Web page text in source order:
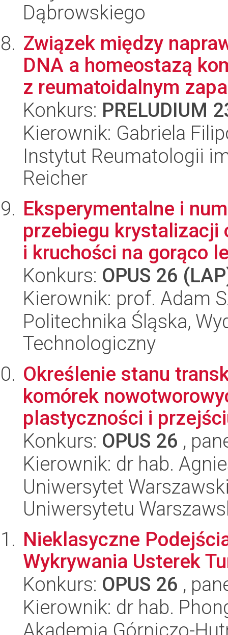
Dąbrowskiego
Związek między
DNA a homeostazą
z reumatoidalnym
Konkurs: PRELUDIUM
Kierownik: Gabriela
Instytut Reumatologii
Reicher
Eksperymentalne i
przebiegu krystalizacji
i kruchości na gorąco
Konkurs: OPUS 26
Kierownik: prof. Adam
Politechnika Śląska,
Technologiczny
Określenie stanu
komórek
plastyczności i
Konkurs: OPUS 26 ,
Kierownik: dr hab.
Uniwersytet
Uniwersytetu
Nieklasyczne
Wykrywania Usterek
Konkurs: OPUS 26 ,
Kierownik: dr hab.
Akademia Górniczo-